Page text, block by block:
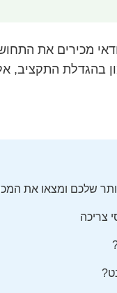
מכירים את
בהגדלת התקציב,
צריכה